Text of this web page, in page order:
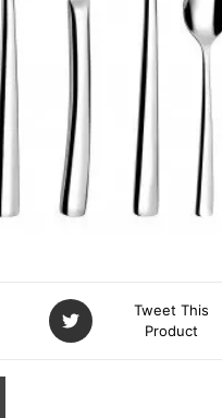
Tweet This
Product